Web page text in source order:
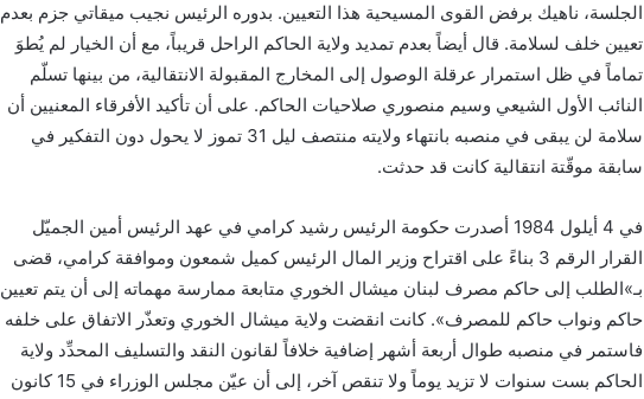
الجلسة، ناهيك برفض القوى المسيحية هذا التعيين. بدوره الرئيس نجيب ميقاتي جزم بعدم
تعيين خلف لسلامة. قال أيضاً بعدم تمديد ولاية الحاكم الراحل قريباً، مع أن الخيار لم يُطوَ
تماماً في ظل استمرار عرقلة الوصول إلى المخارج المقبولة الانتقالية، من بينها تسلّم
النائب الأول الشيعي وسيم منصوري صلاحيات الحاكم. على أن تأكيد الأفرقاء المعنيين أن
سلامة لن يبقى في منصبه بانتهاء ولايته منتصف ليل 31 تموز لا يحول دون التفكير في
سابقة موقّتة انتقالية كانت قد حدثت.
في 4 أيلول 1984 أصدرت حكومة الرئيس رشيد كرامي في عهد الرئيس أمين الجميّل
القرار الرقم 3 بناءً على اقتراح وزير المال الرئيس كميل شمعون وموافقة كرامي، قضى
بـ»الطلب إلى حاكم مصرف لبنان ميشال الخوري متابعة ممارسة مهماته إلى أن يتم تعيين
حاكم ونواب حاكم للمصرف». كانت انقضت ولاية ميشال الخوري وتعذّر الاتفاق على خلفه
فاستمر في منصبه طوال أربعة أشهر إضافية خلافاً لقانون النقد والتسليف المحدِّد ولاية
الحاكم بست سنوات لا تزيد يوماً ولا تنقص آخر، إلى أن عيّن مجلس الوزراء في 15 كانون